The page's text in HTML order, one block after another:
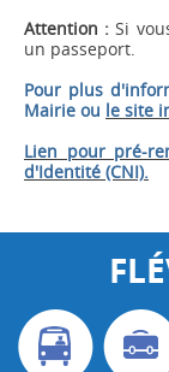
Attention :Si
un passeport.
Pour plus
Mairie ou le site
Lien pour pré-
d'Identité (CNI).